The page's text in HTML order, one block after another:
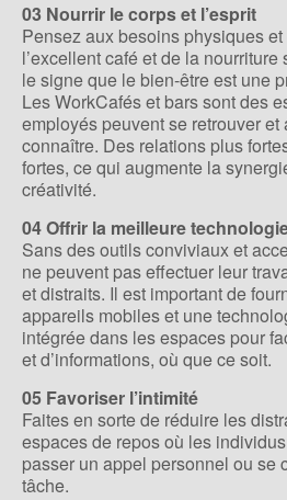
03 Nourrir le corps et l’esprit
Pensez aux besoins physiques
l’excellent café et de la
le signe que le bien-être est une
Les WorkCafés et bars sont des
employés peuvent se retrouver
connaître. Des relations plus
fortes, ce qui augmente la
créativité.
04 Offrir la meilleure
Sans des outils conviviaux et
ne peuvent pas effectuer leur
et distraits. Il est important de
appareils mobiles et une
intégrée dans les espaces pour
et d’informations, où que ce soit.
05 Favoriser l’intimité
Faites en sorte de réduire les
espaces de repos où les
passer un appel personnel ou se
tâche.